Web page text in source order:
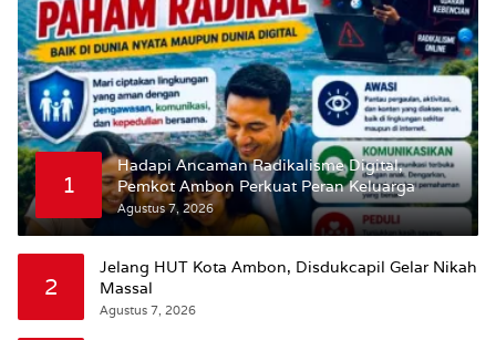
1
Hadapi Ancaman Radikalisme Digital,
Pemkot Ambon Perkuat Peran Keluarga
Agustus 7, 2026
2
Jelang HUT Kota Ambon, Disdukcapil Gelar Nikah
Massal
Agustus 7, 2026